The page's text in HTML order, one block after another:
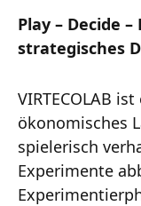
Play – Decide
strategisches
VIRTECOLAB
ökonomisches
spielerisch
Experimente